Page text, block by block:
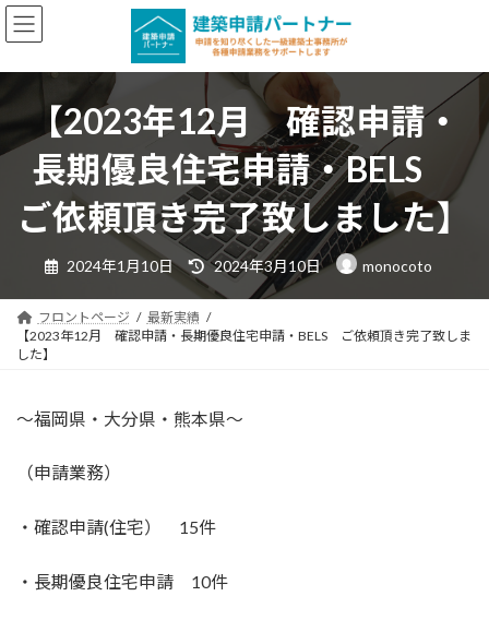
コ
ン
ス
ナ
ビ
ン
【2023年12月 確認申請・
長期優良住宅申請・BELS
ご依頼頂き完了致しました】
2024年1月10日
最
終
更
新
時
:
2024年3月10日 monocoto
フロントページ
最新実績
【2023年12月 確認申請・長期優良住宅申請・BELS ご依頼頂き完了致しま
した】
～福岡県・大分県・熊本県～
（申請業務）
・確認申請(住宅） 15件
・長期優良住宅申請 10件